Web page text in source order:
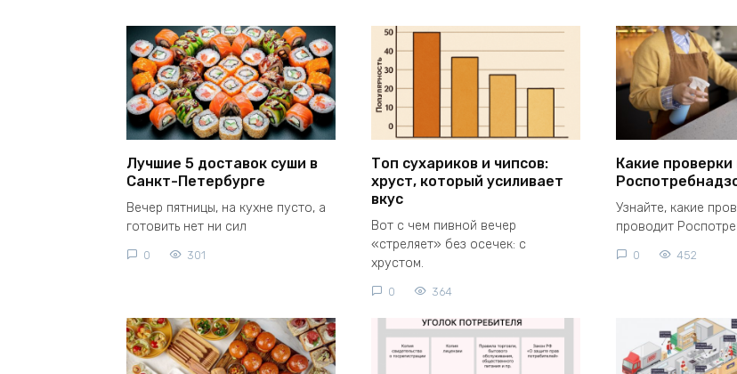
Лучшие 5 доставок суши в
Санкт-Петербурге
Вечер пятницы, на кухне пусто, а
готовить нет ни сил
0 301
Топ сухариков и чипсов:
хруст, который усиливает
вкус
Вот с чем пивной вечер
«стреляет» без осечек: с
хрустом.
0 364
Какие
Узнайте, какие
проводит
0 452